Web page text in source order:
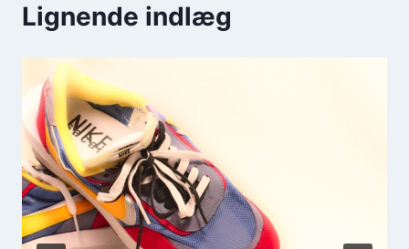
Lignende indlæg